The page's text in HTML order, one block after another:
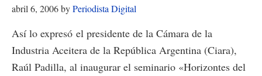
abril 6, 2006byPeriodista Digital
Así lo expresó el presidente de la Cámara de la
Industria Aceitera de la República Argentina (Ciara),
Raúl Padilla, al inaugurar el seminario «Horizontes del